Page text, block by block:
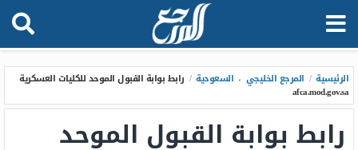
الرئيسية / المرجع الخليجي ، السعودية / رابط بوابة القبول الموحد للكليات العسكرية
afca.mod.gov.sa
رابط بوابة القبول الموحد